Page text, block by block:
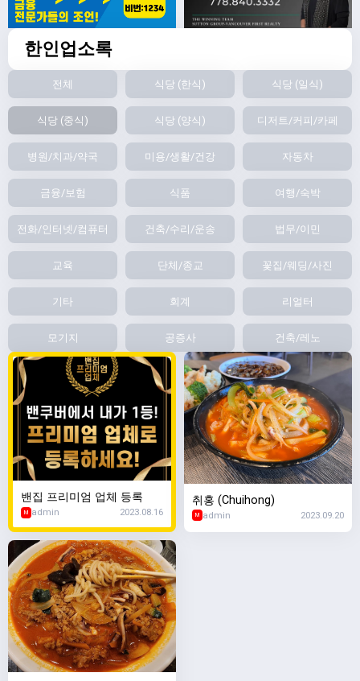
한인업소록
전체 식당 (한식) 식당 (일식)
식당 (중식) 식당 (양식) 디저트/커피/카페
병원/치과/약국 미용/생활/건강 자동차
금융/보험 식품 여행/숙박
전화/인터넷/컴퓨터 건축/수리/운송 법무/이민
교육 단체/종교 꽃집/웨딩/사진
기타 회계 리얼터
모기지 공증사 건축/레노
밴집 프리미엄 업체 등록
M admin 2023.08.16
취홍 (Chuihong)
M admin 2023.09.20